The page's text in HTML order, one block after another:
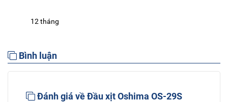
12 tháng
Bình luận
Đánh giá về Đầu xịt Oshima OS-29S